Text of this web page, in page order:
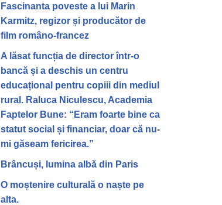
Fascinanta poveste a lui Marin
Karmitz, regizor și producător de
film româno-francez
A lăsat funcția de director într-o
bancă și a deschis un centru
educațional pentru copiii din mediul
rural. Raluca Niculescu, Academia
Faptelor Bune: “Eram foarte bine ca
statut social și financiar, doar că nu-
mi găseam fericirea.”
Brâncuși, lumina albă din Paris
O moștenire culturală o naște pe
alta.